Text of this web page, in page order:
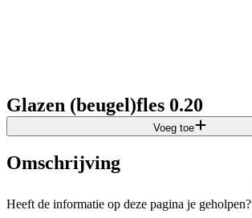
Glazen (beugel)fles 0.20
Voeg toe
Omschrijving
Heeft de informatie op deze pagina je geholpen?